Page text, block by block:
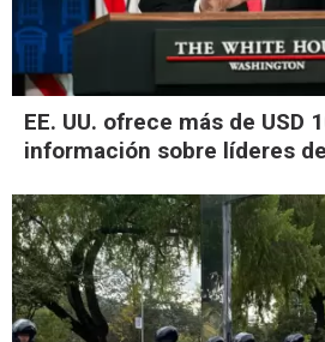
EE. UU. ofrece más de USD
información sobre líderes